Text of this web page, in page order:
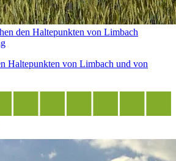
den Haltepunkten von Limbach
Haltepunkten von Limbach und von